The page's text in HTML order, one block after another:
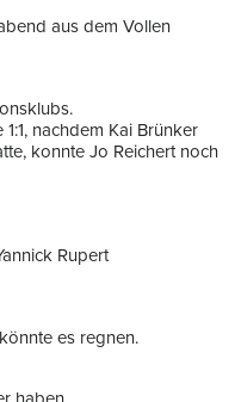
aus dem Vollen
nachdem Kai Brünker
konnte Jo Reichert noch
Rupert
es regnen.